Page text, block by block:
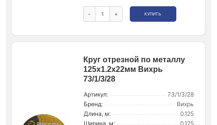
- + КУПИТЬ
Круг отрезной по металлу
125х1.2х22мм Вихрь
73/1/3/28
Артикул:
73/1/3/28
Бренд:
Вихрь
Длина, м:
0.125
Ширина, м:
0.125